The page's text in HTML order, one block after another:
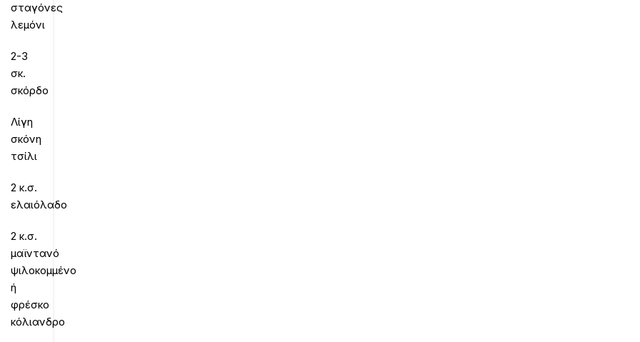
σταγόνες
λεμόνι
2-3
σκ.
σκόρδο
Λίγη
σκόνη
τσίλι
2 κ.σ.
ελαιόλαδο
2 κ.σ.
μαϊντανό
ψιλοκομμένο
ή
φρέσκο
κόλιανδρο